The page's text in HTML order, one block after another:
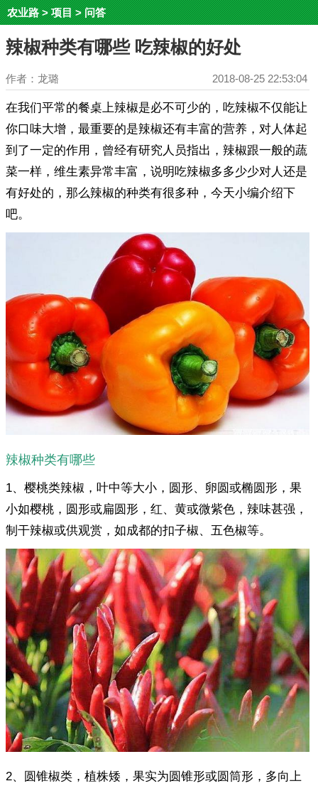
农业路>项目>问答
辣椒种类有哪些 吃辣椒的好处
作者：龙璐 2018-08-25 22:53:04
在我们平常的餐桌上辣椒是必不可少的，吃辣椒不仅能让
你口味大增，最重要的是辣椒还有丰富的营养，对人体起
到了一定的作用，曾经有研究人员指出，辣椒跟一般的蔬
菜一样，维生素异常丰富，说明吃辣椒多多少少对人还是
有好处的，那么辣椒的种类有很多种，今天小编介绍下
吧。
辣椒种类有哪些
1、樱桃类辣椒，叶中等大小，圆形、卵圆或椭圆形，果
小如樱桃，圆形或扁圆形，红、黄或微紫色，辣味甚强，
制干辣椒或供观赏，如成都的扣子椒、五色椒等。
2、圆锥椒类，植株矮，果实为圆锥形或圆筒形，多向上